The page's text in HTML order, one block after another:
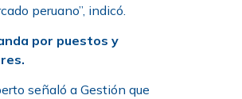
peruano”, indicó.
por puestos y
señaló a Gestión que